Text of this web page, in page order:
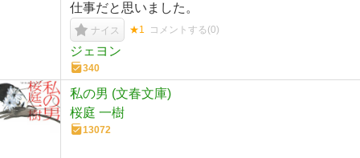
仕事だと思いました。
ナイス ★1 コメントする(0)
ジェヨン
340
私の男 (文春文庫)
桜庭 一樹
13072